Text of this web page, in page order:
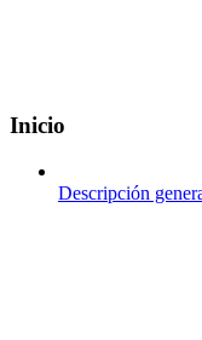
Inicio
Descripción